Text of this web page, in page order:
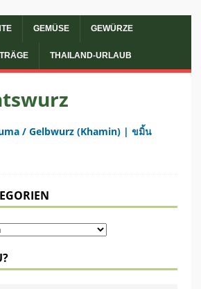
GEMÜSE GEWÜRZE
THAILAND-URLAUB
/ Gelbwurz (Khamin) | ขมิ้น